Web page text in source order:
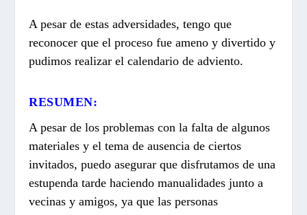
A pesar de estas adversidades, tengo que
reconocer que el proceso fue ameno y divertido y
pudimos realizar el calendario de adviento.
RESUMEN:
A pesar de los problemas con la falta de algunos
materiales y el tema de ausencia de ciertos
invitados, puedo asegurar que disfrutamos de una
estupenda tarde haciendo manualidades junto a
vecinas y amigos, ya que las personas